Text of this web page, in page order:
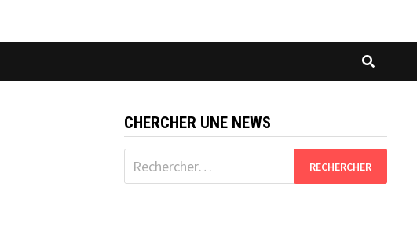
CHERCHER UNE NEWS
Rechercher :